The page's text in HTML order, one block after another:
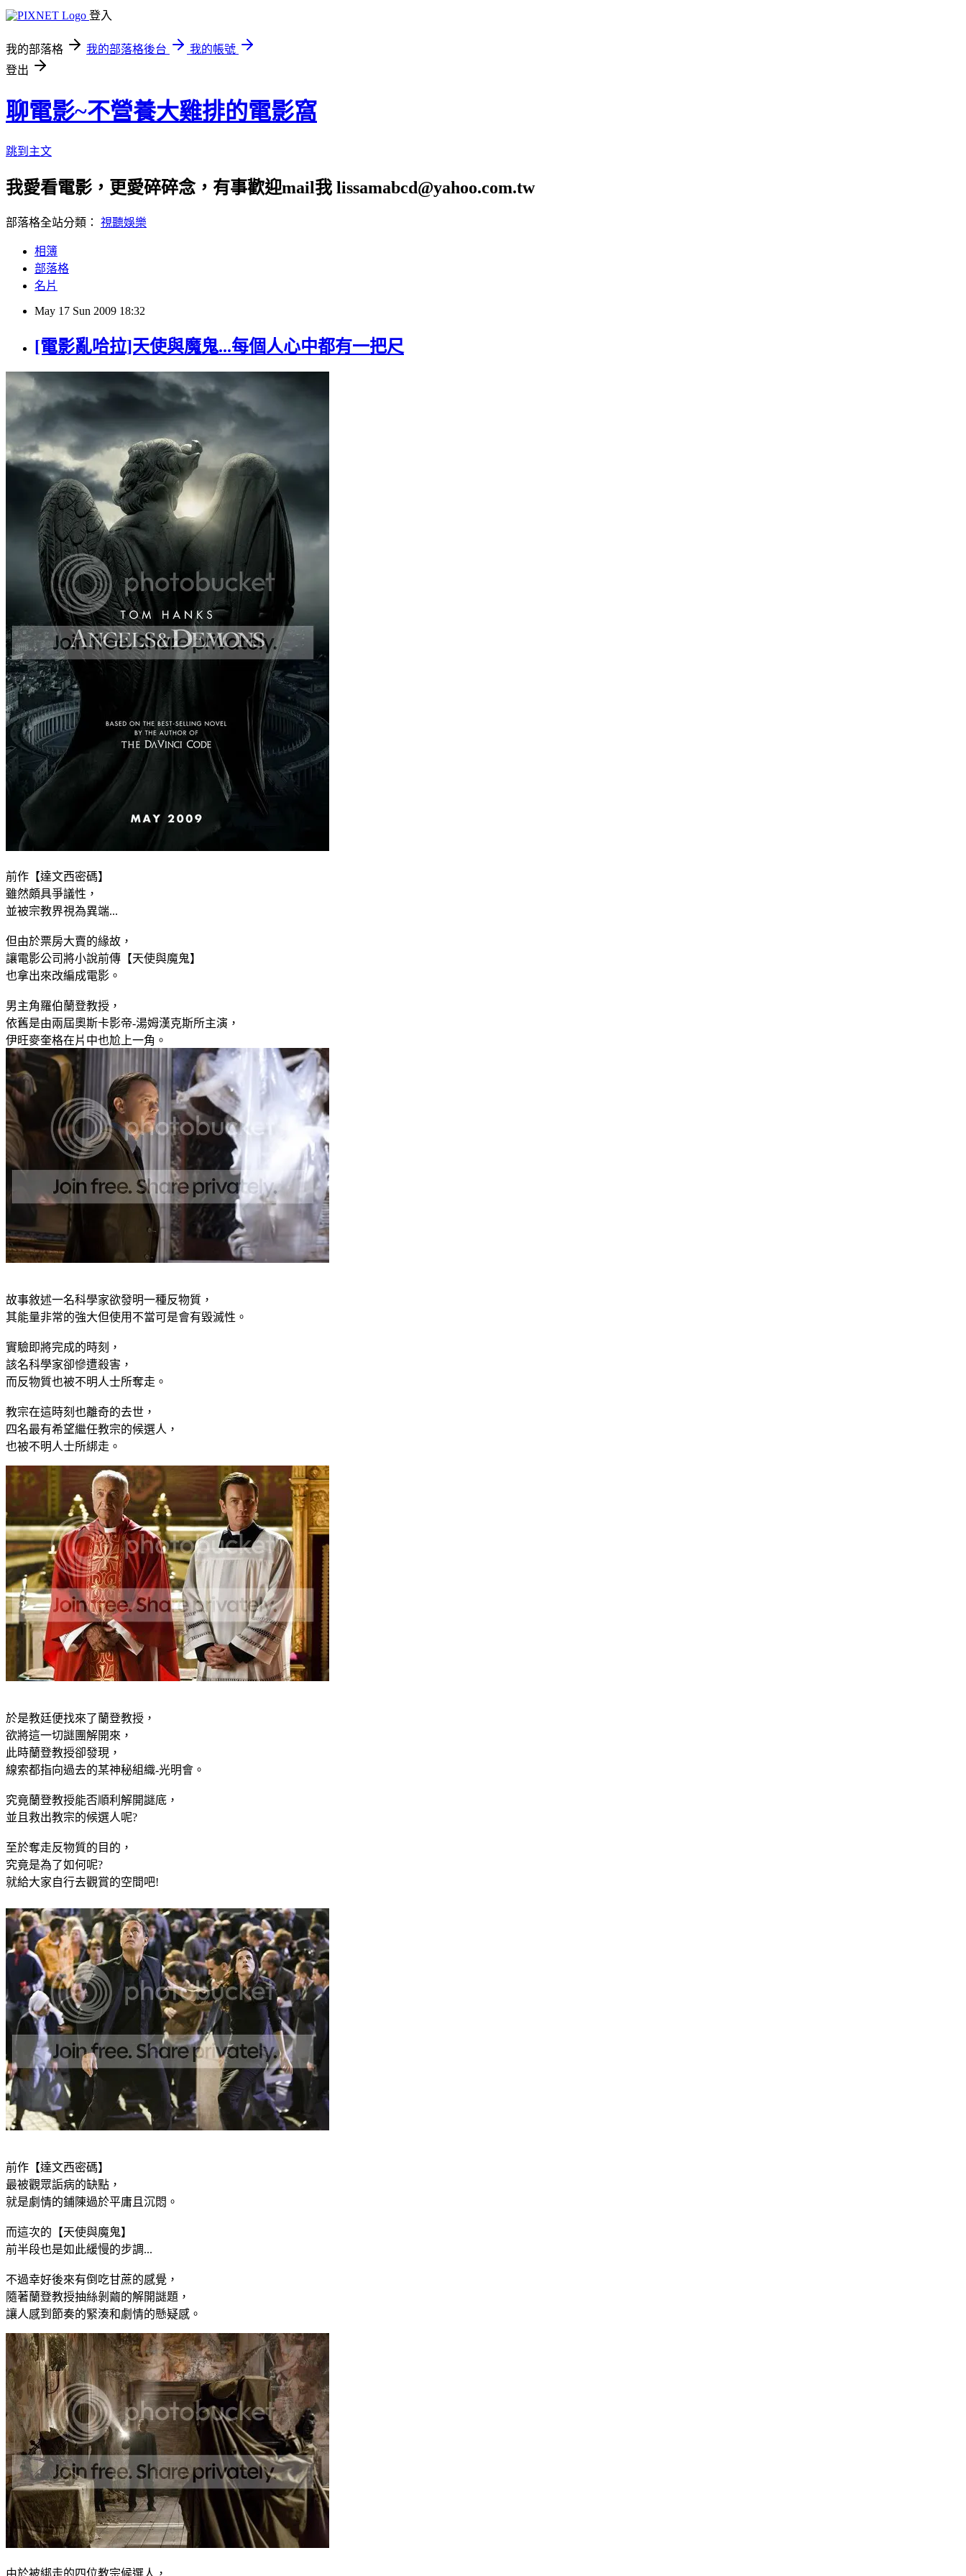
登入
我的部落格 我的部落格後台
我的帳號
登出
聊電影~不營養大雞排的電影窩
跳到主文
我愛看電影，更愛碎碎念，有事歡迎mail我 lissamabcd@yahoo.com.tw
部落格全站分類： 視聽娛樂
相簿
部落格
名片
May 17 Sun 2009 18:32
[電影亂哈拉]天使與魔鬼...每個人心中都有一把尺
前作【達文西密碼】
雖然頗具爭議性，
並被宗教界視為異端...
但由於票房大賣的緣故，
讓電影公司將小說前傳【天使與魔鬼】
也拿出來改編成電影。
男主角羅伯蘭登教授，
依舊是由兩屆奧斯卡影帝-湯姆漢克斯所主演，
伊旺麥奎格在片中也尬上一角。
故事敘述一名科學家欲發明一種反物質，
其能量非常的強大但使用不當可是會有毀滅性。
實驗即將完成的時刻，
該名科學家卻慘遭殺害，
而反物質也被不明人士所奪走。
教宗在這時刻也離奇的去世，
四名最有希望繼任教宗的候選人，
也被不明人士所綁走。
於是教廷便找來了蘭登教授，
欲將這一切謎團解開來，
此時蘭登教授卻發現，
線索都指向過去的某神秘組織-光明會。
究竟蘭登教授能否順利解開謎底，
並且救出教宗的候選人呢?
至於奪走反物質的目的，
究竟是為了如何呢?
就給大家自行去觀賞的空間吧!
前作【達文西密碼】
最被觀眾詬病的缺點，
就是劇情的鋪陳過於平庸且沉悶。
而這次的【天使與魔鬼】
前半段也是如此緩慢的步調...
不過幸好後來有倒吃甘蔗的感覺，
隨著蘭登教授抽絲剝繭的解開謎題，
讓人感到節奏的緊湊和劇情的懸疑感。
由於被綁走的四位教宗候選人，